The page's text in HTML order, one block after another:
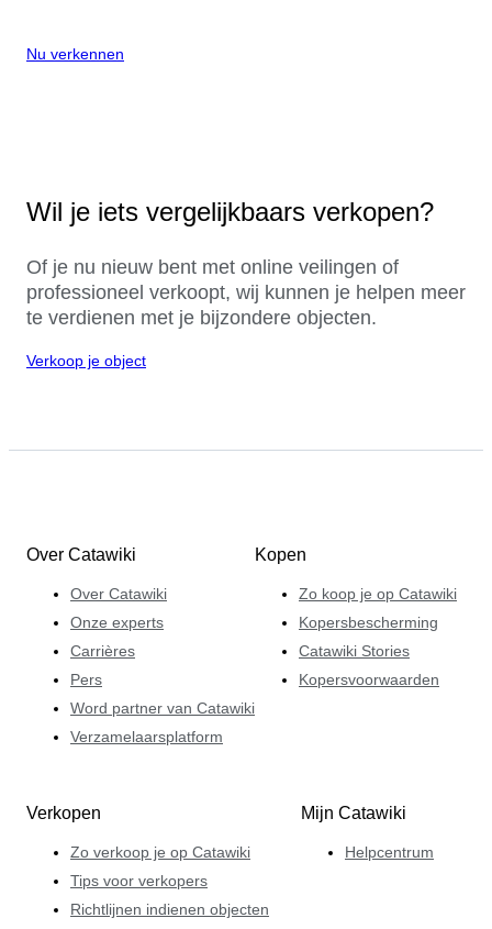
Nu verkennen
Wil je iets vergelijkbaars verkopen?
Of je nu nieuw bent met online veilingen of
professioneel verkoopt, wij kunnen je helpen meer
te verdienen met je bijzondere objecten.
Verkoop je object
Over Catawiki
Over Catawiki
Onze experts
Carrières
Pers
Word partner van Catawiki
Verzamelaarsplatform
Kopen
Zo koop je op Catawiki
Kopersbescherming
Catawiki Stories
Kopersvoorwaarden
Verkopen
Zo verkoop je op Catawiki
Tips voor verkopers
Richtlijnen indienen objecten
Mijn Catawiki
Helpcentrum